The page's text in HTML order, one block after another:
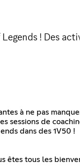
! Des
à ne pas
sessions de
dans des 1V50 !
êtes tous les